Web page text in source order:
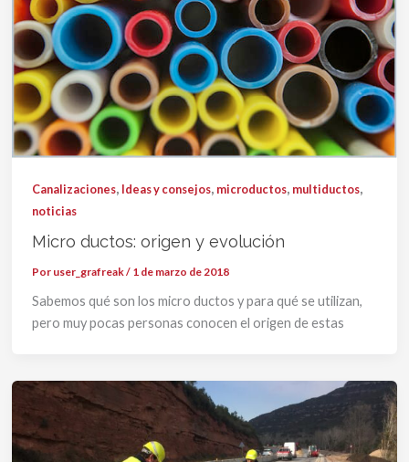
Canalizaciones, Ideas y consejos, microductos, multiductos,
noticias
Micro ductos: origen y evolución
Por user_grafreak/ 1 de marzo de 2018
Sabemos qué son los micro ductos y para qué se utilizan,
pero muy pocas personas conocen el origen de estas